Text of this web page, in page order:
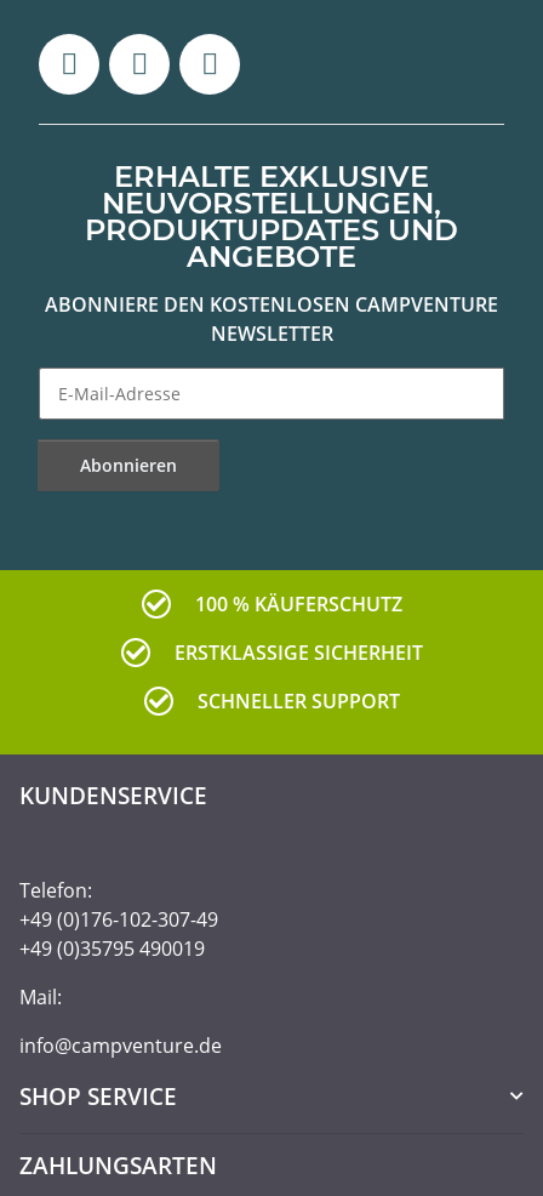
ERHALTE EXKLUSIVE
NEUVORSTELLUNGEN,
PRODUKTUPDATES UND
ANGEBOTE
ABONNIERE DEN KOSTENLOSEN CAMPVENTURE
NEWSLETTER
Abonnieren
100 % KÄUFERSCHUTZ
ERSTKLASSIGE SICHERHEIT
SCHNELLER SUPPORT
KUNDENSERVICE
Telefon:
+49 (0)176-102-307-49
+49 (0)35795 490019
Mail:
info@campventure.de
SHOP SERVICE
ZAHLUNGSARTEN